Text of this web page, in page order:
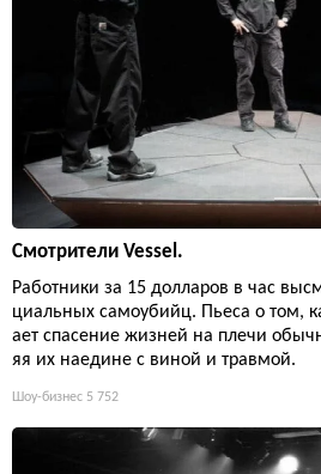
Смотрители Vessel.
Работники за 15 долларов в час
циальных самоубийц. Пьеса о том,
ает спасение жизней на плечи
яя их наедине с виной и травмой.
Шоу-бизнес 5 752